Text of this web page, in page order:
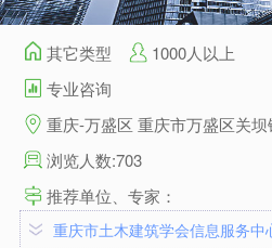
其它类型
1000人以上
专业咨询
重庆-万盛区 重庆市万盛区关坝
浏览人数:703
推荐单位、专家：
重庆市土木建筑学会信息服务中